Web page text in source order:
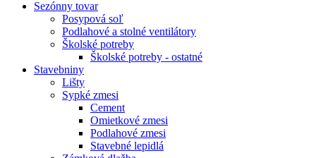
Sezónny tovar
Posypová soľ
Podlahové a stolné ventilátory
Školské potreby
Školské potreby - ostatné
Stavebniny
Lišty
Sypké zmesi
Cement
Omietkové zmesi
Podlahové zmesi
Stavebné lepidlá